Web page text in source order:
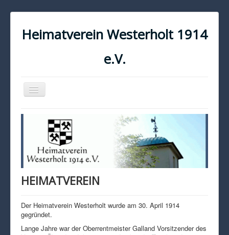
Heimatverein Westerholt 1914
e.V.
Navigation
an/aus
KONTAKT
IMPRESSUM
DATENSCHUTZ
HEIMATVEREIN
Der Heimatverein Westerholt wurde am 30. April 1914
gegründet.
Lange Jahre war der Oberrentmeister Galland Vorsitzender des